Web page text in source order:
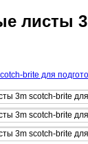
листы